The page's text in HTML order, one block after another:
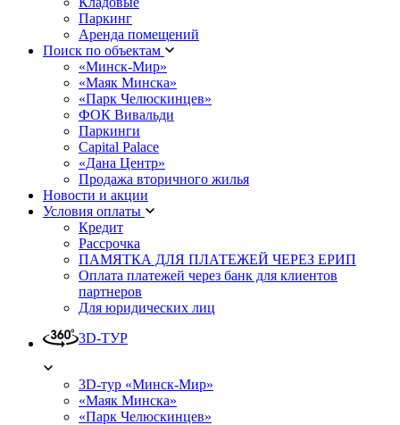
Паркинг
Аренда помещений
Поиск по объектам
«Минск-Мир»
«Маяк Минска»
«Парк Челюскинцев»
ФОК Вивальди
Паркинги
Capital Palace
«Дана Центр»
Продажа вторичного жилья
Новости и акции
Условия оплаты
Кредит
Рассрочка
ПАМЯТКА ДЛЯ ПЛАТЕЖЕЙ ЧЕРЕЗ ЕРИП
Оплата платежей через банк для клиентов
партнеров
Для юридических лиц
3D-ТУР
3D-тур «Минск-Мир»
«Маяк Минска»
«Парк Челюскинцев»